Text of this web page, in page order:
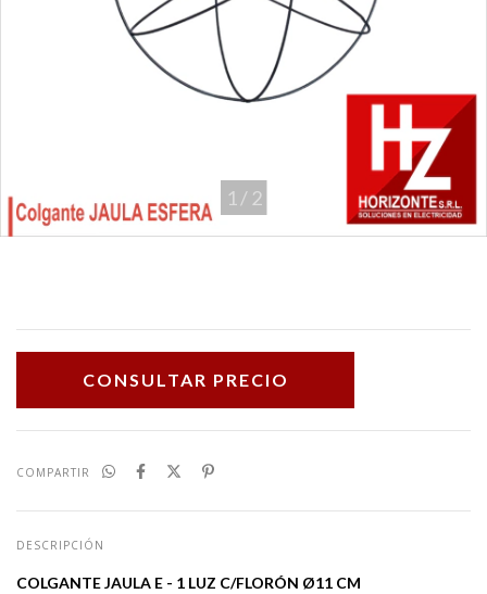
1/ 2
COMPARTIR
DESCRIPCIÓN
COLGANTE JAULA E - 1 LUZ C/FLORÓN Ø11 CM